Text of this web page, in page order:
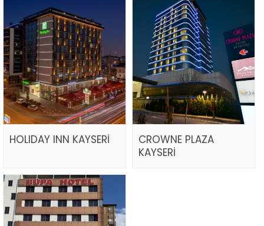
HOLIDAY INN KAYSERİ
CROWNE PLAZA
KAYSERİ